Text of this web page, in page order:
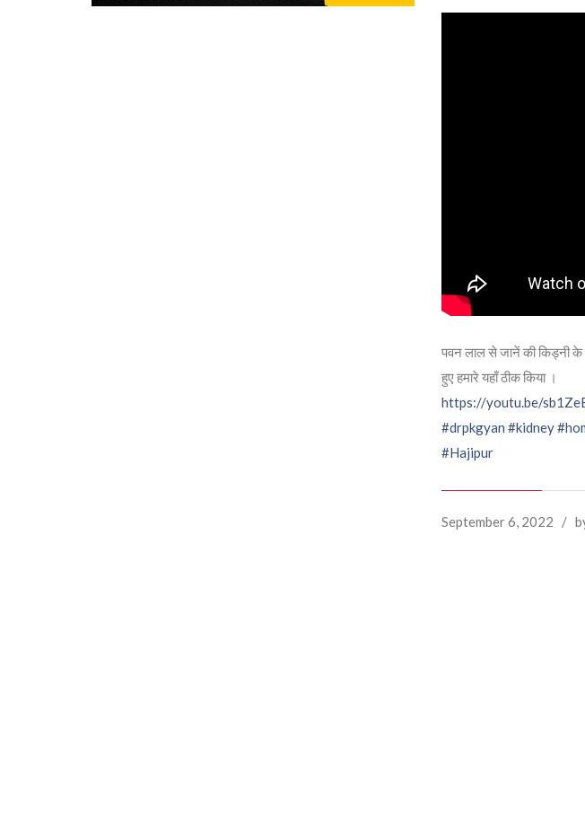
पवन लाल से जानें की किड्नी के
हुए हमारे यहाँ ठीक किया ।
https://youtu.be/
#drpkgyan #kidney
#Hajipur
September 6, 2022 /